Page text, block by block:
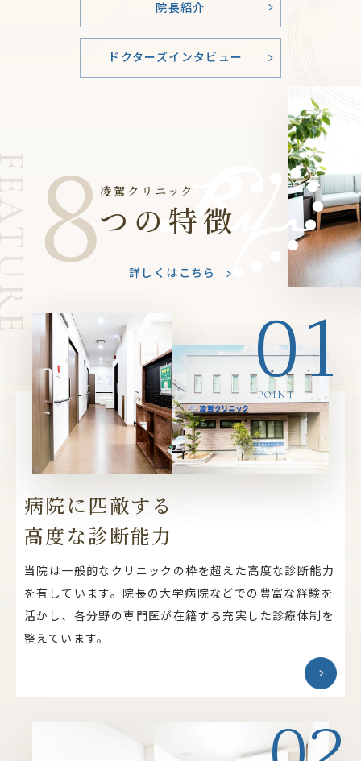
院長紹介
ドクターズインタビュー
凌駕クリニック
つの特徴
詳しくはこちら
01
POINT
病院に匹敵する
高度な診断能力
当院は一般的なクリニックの枠を超えた高度な診断能力
を有しています。院長の大学病院などでの豊富な経験を
活かし、各分野の専門医が在籍する充実した診療体制を
整えています。